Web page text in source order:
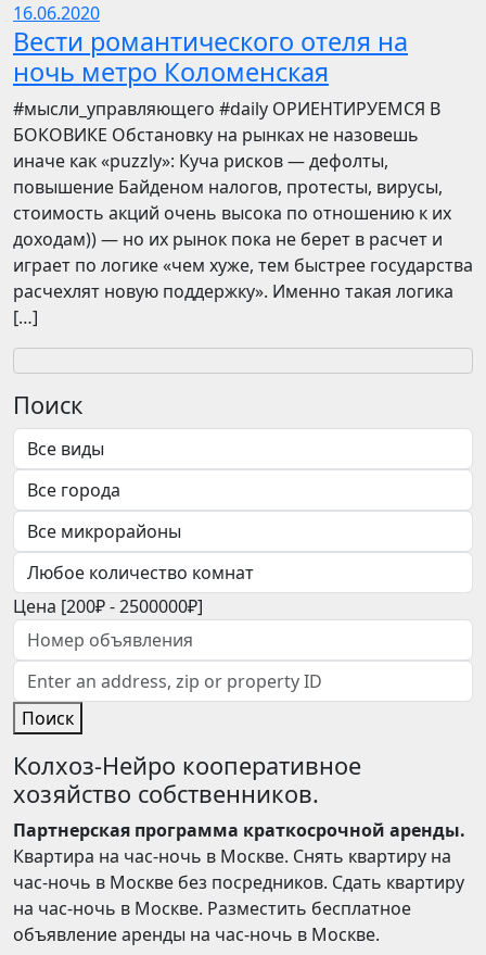
16.06.2020
Вести романтического отеля на
ночь метро Коломенская
​​#мысли_управляющего #daily ОРИЕНТИРУЕМСЯ В
БОКОВИКЕ Обстановку на рынках не назовешь
иначе как «puzzly»: Куча рисков — дефолты,
повышение Байденом налогов, протесты, вирусы,
стоимость акций очень высока по отношению к их
доходам)) — но их рынок пока не берет в расчет и
играет по логике «чем хуже, тем быстрее государства
расчехлят новую поддержку». Именно такая логика
[…]
Поиск
Цена [200₽-2500000₽]
Поиск
Колхоз-Нейро кооперативное
хозяйство собственников.
Партнерская программа краткосрочной аренды.
Квартира на час-ночь в Москве. Снять квартиру на
час-ночь в Москве без посредников. Сдать квартиру
на час-ночь в Москве. Разместить бесплатное
объявление аренды на час-ночь в Москве.